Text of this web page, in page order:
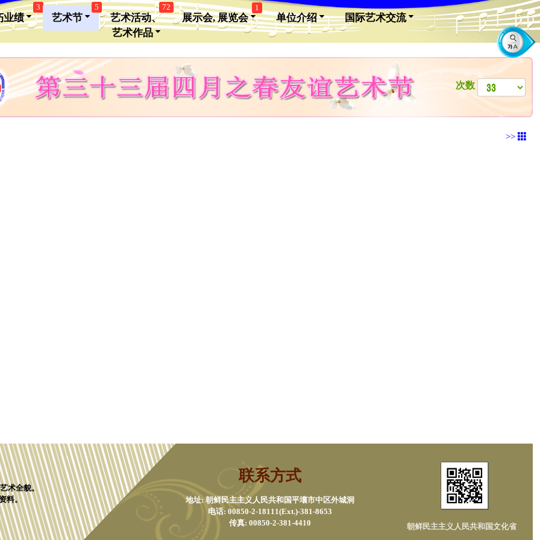
业绩
3
艺术节
5
艺术活动、
艺术作品
72
展示会, 展览会
1
单位介绍 国际艺术交流
次数
>>
术全貌。
料。
联系方式
地址: 朝鲜民主主义人民共和国平壤市中区外城洞
电话: 00850-2-18111(Ext.)-381-8653
传真: 00850-2-381-4410
朝鲜民主主义人民共和国文化省